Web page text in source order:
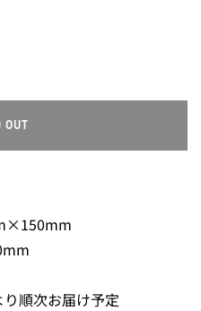
OUT
り順次お届け予定